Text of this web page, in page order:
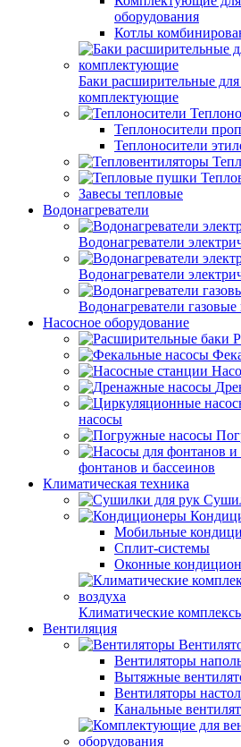
оборудования
Котлы
Баки расширительные
комплектующие
Теплоносители
Теплоносители
Завесы тепловые
Водонагреватели
Водонагреватели
Водонагреватели
Водонагреватели
Насосное оборудование
насосы
фонтанов и бассеинов
Климатическая техника
Мобильные
Сплит-системы
Оконные
Климатические
Вентиляция
Вентиляторы
Вытяжные
Вентиляторы
Канальные